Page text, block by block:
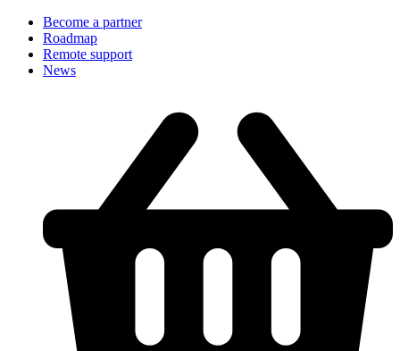
Become a partner
Roadmap
Remote support
News